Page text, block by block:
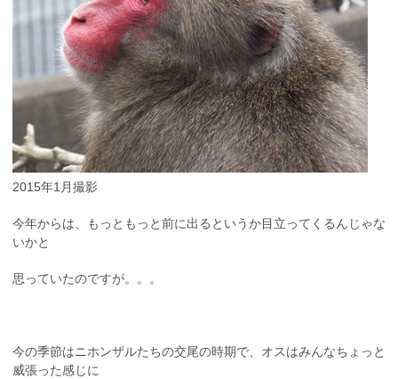
2015年1月撮影
今年からは、もっともっと前に出るというか目立ってくるんじゃな
いかと
思っていたのですが。。。
今の季節はニホンザルたちの交尾の時期で、オスはみんなちょっと
威張った感じに